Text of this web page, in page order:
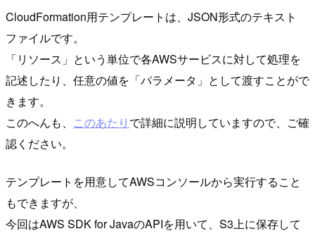
CloudFormation用テンプレートは、JSON形式のテキスト
ファイルです。
「リソース」という単位で各AWSサービスに対して処理を
記述したり、任意の値を「パラメータ」として渡すことがで
きます。
このへんも、 このあたり で詳細に説明していますので、ご確
認ください。
テンプレートを用意してAWSコンソールから実行すること
もできますが、
今回はAWS SDK for JavaのAPIを用いて、S3上に保存して